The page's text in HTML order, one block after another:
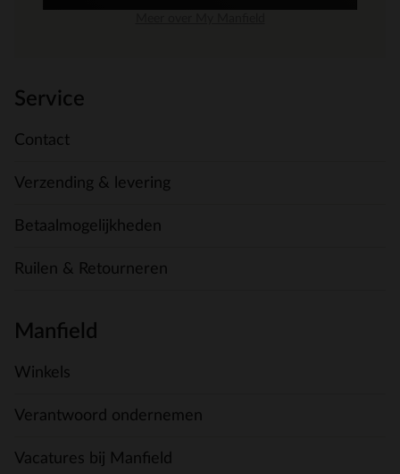
Service
Contact
Verzending & levering
Betaalmogelijkheden
Ruilen & Retourneren
Manfield
Winkels
Verantwoord ondernemen
Vacatures bij Manfield